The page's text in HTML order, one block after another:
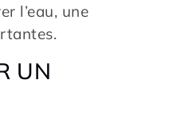
l’eau, une
UN